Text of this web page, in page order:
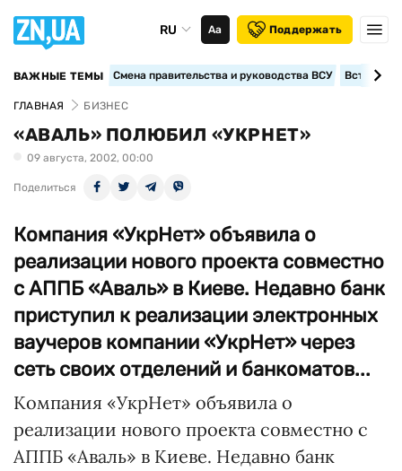
RU Аа Поддержать
ВАЖНЫЕ ТЕМЫ Смена правительства и руководства ВСУ
ГЛАВНАЯ БИЗНЕС
«АВАЛЬ» ПОЛЮБИЛ «УКРНЕТ»
09 августа, 2002, 00:00
Поделиться
Компания «УкрНет» объявила о
реализации нового проекта совместно
с АППБ «Аваль» в Киеве. Недавно банк
приступил к реализации электронных
ваучеров компании «УкрНет» через
сеть своих отделений и банкоматов...
Компания «УкрНет» объявила о
реализации нового проекта совместно с
АППБ «Аваль» в Киеве. Недавно банк